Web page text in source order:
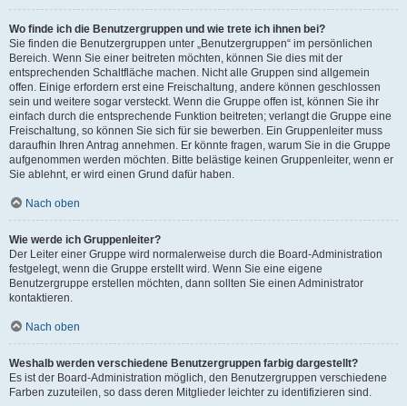
Wo finde ich die Benutzergruppen und wie trete ich ihnen bei?
Sie finden die Benutzergruppen unter „Benutzergruppen“ im persönlichen
Bereich. Wenn Sie einer beitreten möchten, können Sie dies mit der
entsprechenden Schaltfläche machen. Nicht alle Gruppen sind allgemein
offen. Einige erfordern erst eine Freischaltung, andere können geschlossen
sein und weitere sogar versteckt. Wenn die Gruppe offen ist, können Sie ihr
einfach durch die entsprechende Funktion beitreten; verlangt die Gruppe eine
Freischaltung, so können Sie sich für sie bewerben. Ein Gruppenleiter muss
daraufhin Ihren Antrag annehmen. Er könnte fragen, warum Sie in die Gruppe
aufgenommen werden möchten. Bitte belästige keinen Gruppenleiter, wenn er
Sie ablehnt, er wird einen Grund dafür haben.
Nach oben
Wie werde ich Gruppenleiter?
Der Leiter einer Gruppe wird normalerweise durch die Board-Administration
festgelegt, wenn die Gruppe erstellt wird. Wenn Sie eine eigene
Benutzergruppe erstellen möchten, dann sollten Sie einen Administrator
kontaktieren.
Nach oben
Weshalb werden verschiedene Benutzergruppen farbig dargestellt?
Es ist der Board-Administration möglich, den Benutzergruppen verschiedene
Farben zuzuteilen, so dass deren Mitglieder leichter zu identifizieren sind.